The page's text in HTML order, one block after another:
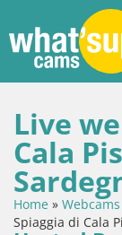
Live
Cala
Home » Webcams
Spiaggia di Cala